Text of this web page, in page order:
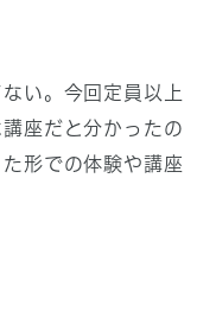
い。今回定員以上
座だと分かったの
形での体験や講座